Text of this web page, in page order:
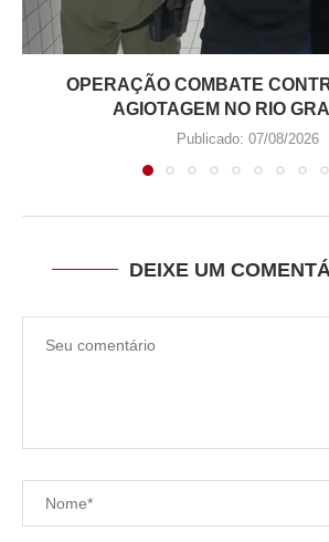
OPERAÇÃO COMBATE
AGIOTAGEM NO RIO
Publicado: 07/08/2026
DEIXE UM